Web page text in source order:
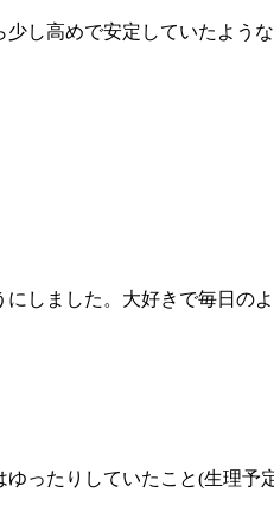
し高めで安定していたような
しました。大好きで毎日の
ったりしていたこと(生理